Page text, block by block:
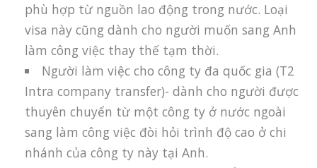
phù hợp từ nguồn lao động trong nước. Loại
visa này cũng dành cho người muốn sang Anh
làm công việc thay thế tạm thời.
Người làm việc cho công ty đa quốc gia (T2
Intra company transfer)- dành cho người được
thuyên chuyển từ một công ty ở nước ngoài
sang làm công việc đòi hỏi trình độ cao ở chi
nhánh của công ty này tại Anh.